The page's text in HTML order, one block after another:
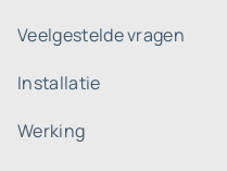
Veelgestelde vragen
Installatie
Werking